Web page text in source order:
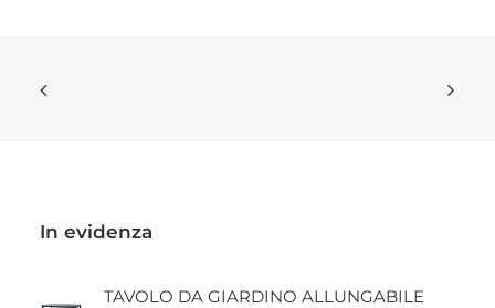
In evidenza
TAVOLO DA GIARDINO ALLUNGABILE